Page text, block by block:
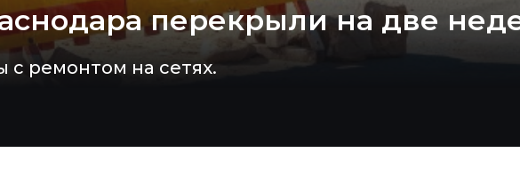
перекрыли на две
ремонтом на сетях.